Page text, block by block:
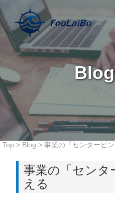
Top > Blog > 事業の「センターピ
事業の「センタ
える